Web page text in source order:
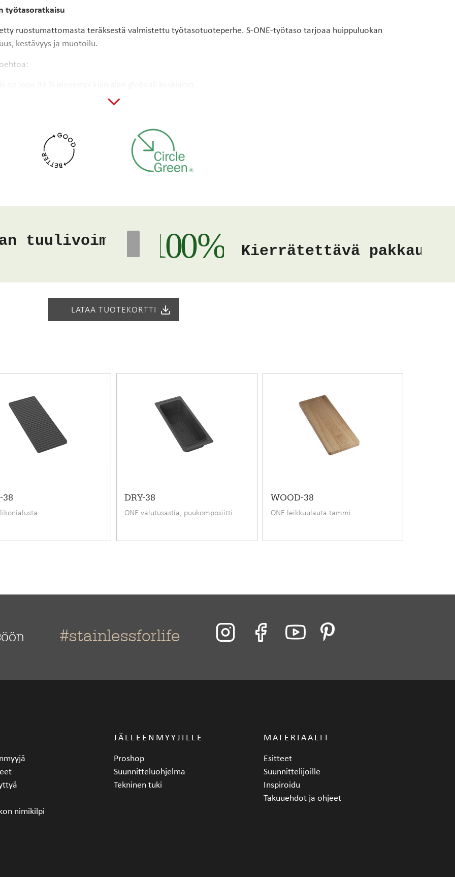
työtasoratkaisu
ruostumattomasta teräksestä valmistettu työtasotuoteperhe. S-ONE-työtaso tarjoaa huippuluokan
kestävyys ja muotoilu.
alue, joka rajaa tiskipöydän toiminnallisen allas-alueen, pitää veden paremmin työtasolla​ ja parantaa
-palkitulla laserteknologialla tuotettu kuviointi vähentää naarmujen näkyvyyttä​, pitää tason uuden näköisenä
saakka puolen senttimetrin välein. Tasopaksuuksia on kolme: 20, 30 tai 40 mm, joten voit yhdistellä
korotetun reunaprofiilin. Uutuutena ONE-työtasoihin voi valita myös 5 cm korkean takanoston.
suunnitteluohjelmalla Stala Designerilla
. Joustavan mitoituksen ansiosta ONE-rosteritasot sopivat
Koripohjaventtiili
385 mm
tuulivoiman 100 % Kierrätettävä pakkaus
LATAA TUOTEKORTTI
38 DRY-38
ONE valutusastia, puukomposiitti
WOOD-38
ONE leikkuulauta tammi
#stainlessforlife
nimikilpi
JÄLLEENMYYJILLE
Proshop
Suunnitteluohjelma
Tekninen tuki
MATERIAALIT
Esitteet
Suunnittelijoille
Inspiroidu
Takuuehdot ja ohjeet